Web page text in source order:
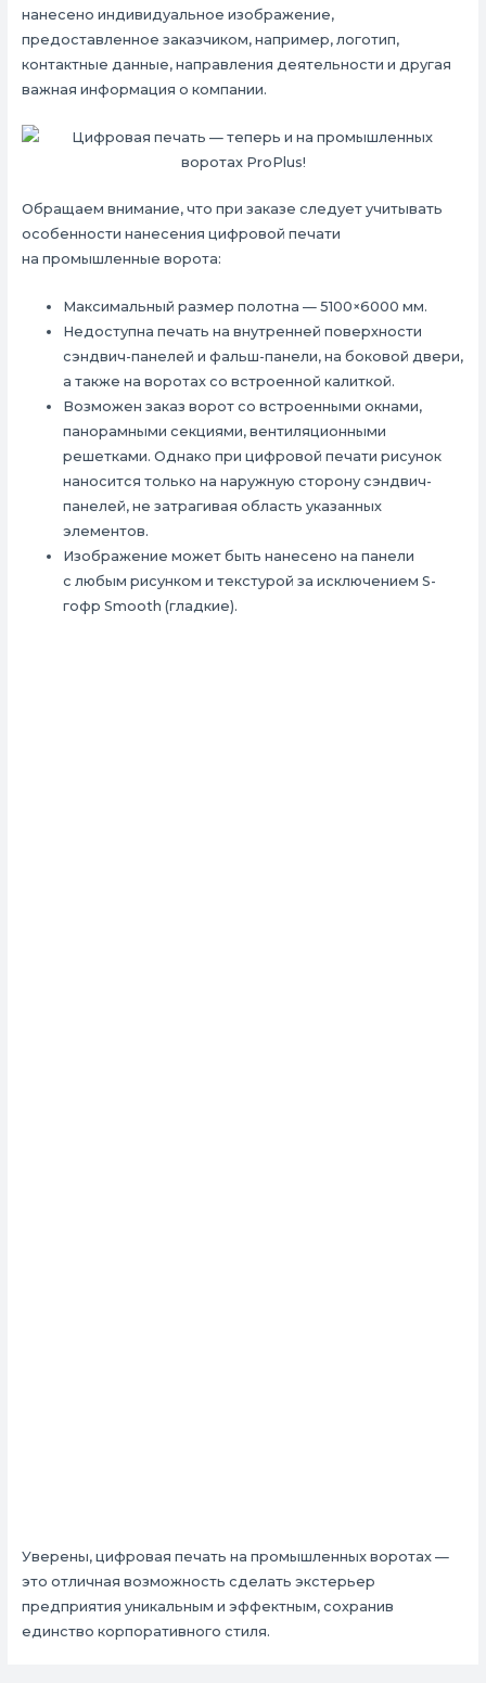
нанесено индивидуальное изображение,
предоставленное заказчиком, например, логотип,
контактные данные, направления деятельности и другая
важная информация о компании.
Обращаем внимание, что при заказе следует учитывать
особенности нанесения цифровой печати
на промышленные ворота:
Максимальный размер полотна — 5100×6000 мм.
Недоступна печать на внутренней поверхности
сэндвич-панелей и фальш-панели, на боковой двери,
а также на воротах со встроенной калиткой.
Возможен заказ ворот со встроенными окнами,
панорамными секциями, вентиляционными
решетками. Однако при цифровой печати рисунок
наносится только на наружную сторону сэндвич-
панелей, не затрагивая область указанных
элементов.
Изображение может быть нанесено на панели
с любым рисунком и текстурой за исключением S-
гофр Smooth (гладкие).
Уверены, цифровая печать на промышленных воротах —
это отличная возможность сделать экстерьер
предприятия уникальным и эффектным, сохранив
единство корпоративного стиля.